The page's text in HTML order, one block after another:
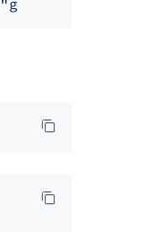
"google_vertexai"